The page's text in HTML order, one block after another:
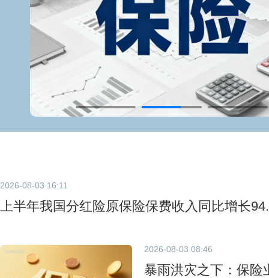
2026-08-03 16:11
上半年我国分红险原保险保费收入同比增长
2026-08-03 08:46
暴雨洪灾之下：保险